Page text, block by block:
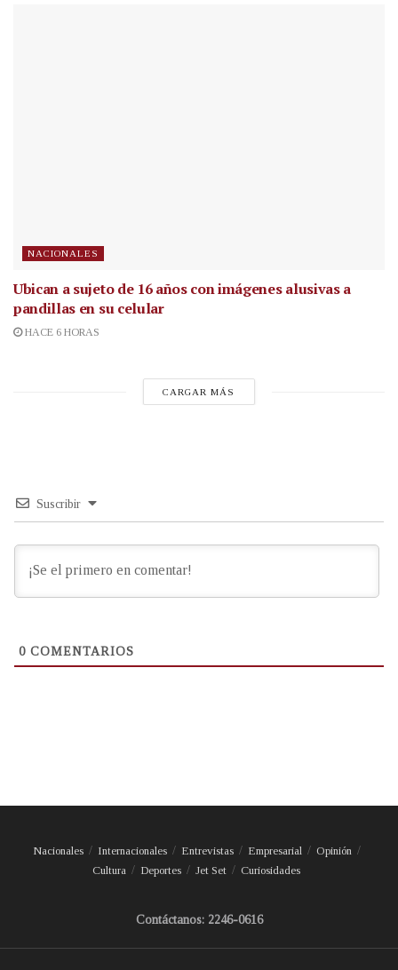
NACIONALES
Ubican a sujeto de 16 años con imágenes alusivas a
pandillas en su celular
HACE 6 HORAS
CARGAR MÁS
Suscribir
0 COMENTARIOS
Nacionales Internacionales Entrevistas Empresarial
Opinión
Cultura
Deportes Jet Set Curiosidades
Contáctanos: 2246-0616